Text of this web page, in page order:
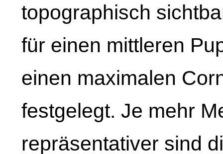
topographisch
für einen mittleren
einen maximalen
festgelegt. Je mehr
repräsentativer sind